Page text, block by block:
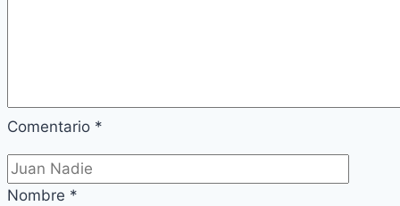
Comentario *
Nombre *